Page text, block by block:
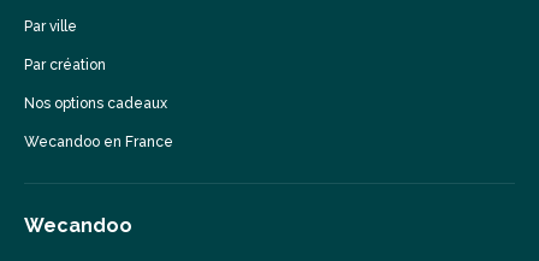
Par ville
Par création
Nos options cadeaux
Wecandoo en France
Wecandoo